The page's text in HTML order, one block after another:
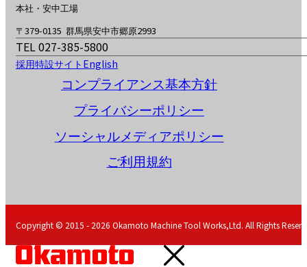
本社・安中工場
〒379-0135 群馬県安中市郷原2993
TEL 027-385-5800
採用特設サイト English
コンプライアンス基本方針
プライバシーポリシー
ソーシャルメディアポリシー
ご利用規約
Copyright © 2015 - 2026 Okamoto Machine Tool Works,Ltd. All Rights